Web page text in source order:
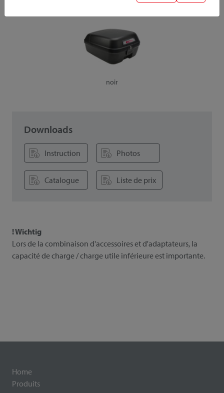
noir
Downloads
Instruction Photos
Catalogue Liste de prix
! Wichtig
Lors de la combinaison d'accessoires et d'adaptateurs, la
capacité de charge / charge utile inférieure est importante.
Home
Produits